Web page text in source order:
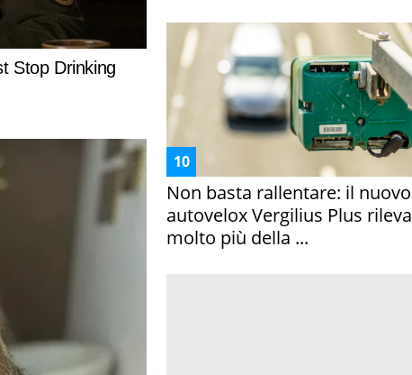
Non basta rallentare: il nuovo
autovelox Vergilius Plus rileva
molto più della ...